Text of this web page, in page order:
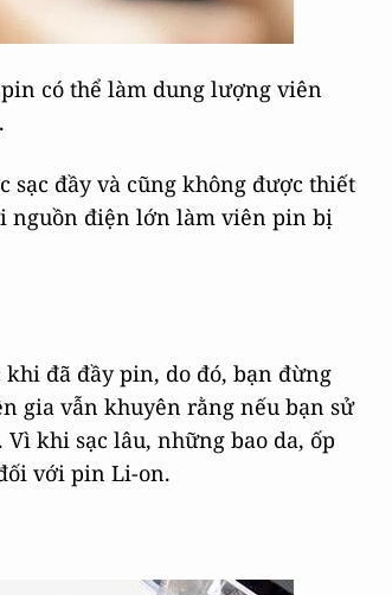
có thể làm dung lượng viên
đầy và cũng không được thiết
nguồn điện lớn làm viên pin bị
đã đầy pin, do đó, bạn đừng
gia vẫn khuyên rằng nếu bạn sử
khi sạc lâu, những bao da, ốp
với pin Li-on.